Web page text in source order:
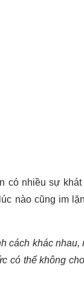
có nhiều sự
nào cũng im
cách khác nhau,
có thể không